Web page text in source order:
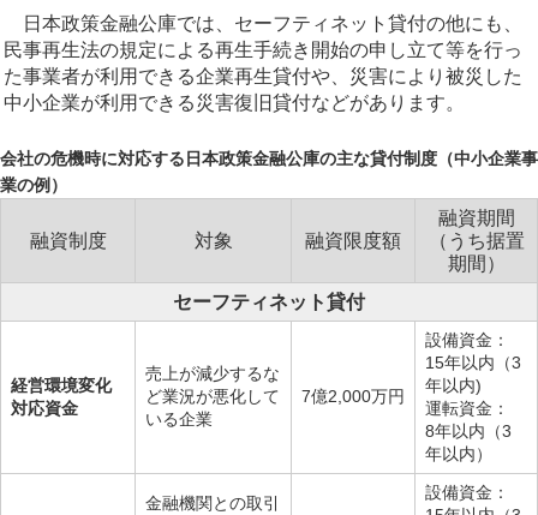
日本政策金融公庫では、セーフティネット貸付の他にも、
民事再生法の規定による再生手続き開始の申し立て等を行っ
た事業者が利用できる企業再生貸付や、災害により被災した
中小企業が利用できる災害復旧貸付などがあります。
会社の危機時に対応する日本政策金融公庫の主な貸付制度（中小企業事
業の例）
融資制度 対象 融資限度額
融資期間
（うち据置
期間）
セーフティネット貸付
経営環境変化
対応資金
売上が減少するな
ど業況が悪化して
いる企業
7億2,000万円
設備資金：
15年以内（3
年以内)
運転資金：
8年以内（3
年以内）
金融機関との取引
設備資金：